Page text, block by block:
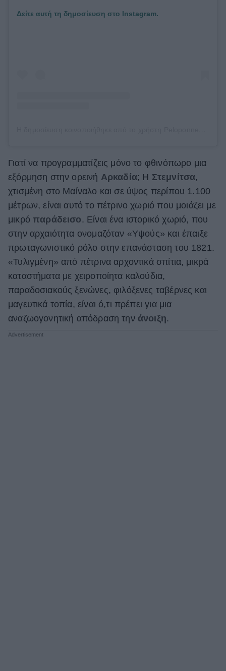
Δείτε αυτή τη δημοσίευση στο Instagram.
Γιατί να προγραμματίζεις μόνο το φθινόπωρο μια
εξόρμηση στην ορεινή Αρκαδία; Η Στεμνίτσα,
χτισμένη στο Μαίναλο και σε ύψος περίπου 1.100
μέτρων, είναι αυτό το πέτρινο χωριό που μοιάζει με
μικρόπαράδεισο . Είναι ένα ιστορικό χωριό, που
στην αρχαιότητα ονομαζόταν «Υψούς» και έπαιξε
πρωταγωνιστικό ρόλο στην επανάσταση του 1821.
«Τυλιγμένη» από πέτρινα αρχοντικά σπίτια, μικρά
καταστήματα με χειροποίητα καλούδια,
παραδοσιακούς ξενώνες, φιλόξενες ταβέρνες και
μαγευτικά τοπία, είναι ό,τι πρέπει για μια
αναζωογονητική απόδραση την άνοιξη.